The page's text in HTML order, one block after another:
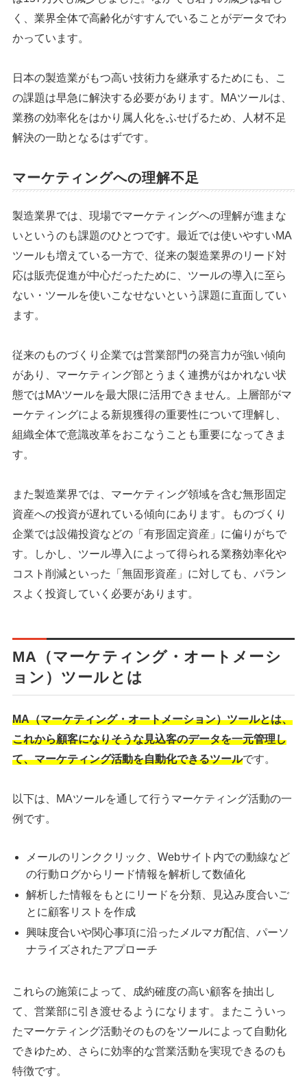
く、業界全体で高齢化がすすんでいることがデータでわ
かっています。
日本の製造業がもつ高い技術力を継承するためにも、こ
の課題は早急に解決する必要があります。MAツールは、
業務の効率化をはかり属人化をふせげるため、人材不足
解決の一助となるはずです。
マーケティングへの理解不足
製造業界では、現場でマーケティングへの理解が進まな
いというのも課題のひとつです。最近では使いやすいMA
ツールも増えている一方で、従来の製造業界のリード対
応は販売促進が中心だったために、ツールの導入に至ら
ない・ツールを使いこなせないという課題に直面してい
ます。
従来のものづくり企業では営業部門の発言力が強い傾向
があり、マーケティング部とうまく連携がはかれない状
態ではMAツールを最大限に活用できません。上層部がマ
ーケティングによる新規獲得の重要性について理解し、
組織全体で意識改革をおこなうことも重要になってきま
す。
また製造業界では、マーケティング領域を含む無形固定
資産への投資が遅れている傾向にあります。ものづくり
企業では設備投資などの「有形固定資産」に偏りがちで
す。しかし、ツール導入によって得られる業務効率化や
コスト削減といった「無固形資産」に対しても、バラン
スよく投資していく必要があります。
MA（マーケティング・オートメーシ
ョン）ツールとは
MA（マーケティング・オートメーション）ツールとは、
これから顧客になりそうな見込客のデータを一元管理し
て、マーケティング活動を自動化できるツールです。
以下は、MAツールを通して行うマーケティング活動の一
例です。
メールのリンククリック、Webサイト内での動線など
の行動ログからリード情報を解析して数値化
解析した情報をもとにリードを分類、見込み度合いご
とに顧客リストを作成
興味度合いや関心事項に沿ったメルマガ配信、パーソ
ナライズされたアプローチ
これらの施策によって、成約確度の高い顧客を抽出し
て、営業部に引き渡せるようになります。またこういっ
たマーケティング活動そのものをツールによって自動化
できゆため、さらに効率的な営業活動を実現できるのも
特徴です。